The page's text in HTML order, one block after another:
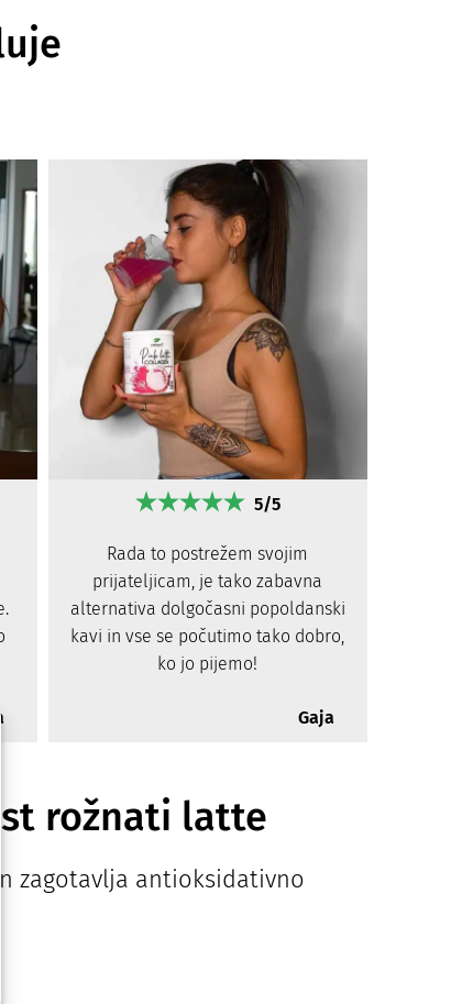
5/5
Rada to postrežem svojim
prijateljicam, je tako zabavna
alternativa dolgočasni popoldanski
kavi in ​​vse se počutimo tako dobro,
ko jo pijemo!
Gaja
rožnati latte
zagotavlja antioksidativno